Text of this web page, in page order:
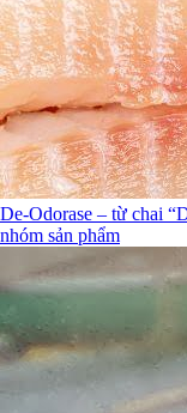
De-Odorase – từ chai
nhóm sản phẩm